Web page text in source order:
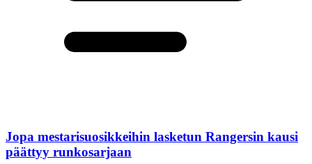
Jopa mestarisuosikkeihin lasketun Rangersin kausi
päättyy runkosarjaan